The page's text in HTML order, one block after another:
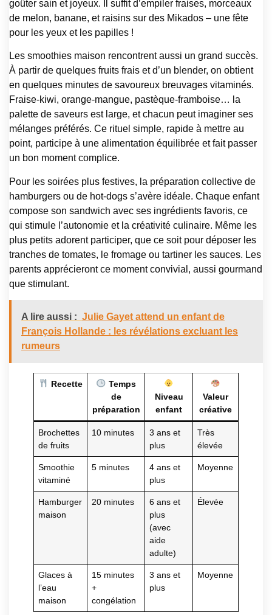
goûter sain et joyeux. Il suffit d’empiler fraises, morceaux
de melon, banane, et raisins sur des Mikados – une fête
pour les yeux et les papilles !
Les smoothies maison rencontrent aussi un grand succès.
À partir de quelques fruits frais et d’un blender, on obtient
en quelques minutes de savoureux breuvages vitaminés.
Fraise-kiwi, orange-mangue, pastèque-framboise… la
palette de saveurs est large, et chacun peut imaginer ses
mélanges préférés. Ce rituel simple, rapide à mettre au
point, participe à une alimentation équilibrée et fait passer
un bon moment complice.
Pour les soirées plus festives, la préparation collective de
hamburgers ou de hot-dogs s’avère idéale. Chaque enfant
compose son sandwich avec ses ingrédients favoris, ce
qui stimule l’autonomie et la créativité culinaire. Même les
plus petits adorent participer, que ce soit pour déposer les
tranches de tomates, le fromage ou tartiner les sauces. Les
parents apprécieront ce moment convivial, aussi gourmand
que stimulant.
A lire aussi : Julie Gayet attend un enfant de
François Hollande : les révélations excluant les
rumeurs
Recette
Temps
de
préparation
Niveau
enfant
Valeur
créative
Brochettes
de fruits
10 minutes
3 ans et
plus
Très
élevée
Smoothie
vitaminé
5 minutes
4 ans et
plus
Moyenne
Hamburger
maison
20 minutes
6 ans et
plus
(avec
aide
adulte)
Élevée
Glaces à
l’eau
maison
15 minutes
+
congélation
3 ans et
plus
Moyenne